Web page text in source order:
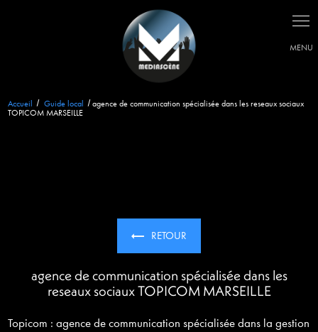
Accueil Guide local
agence de communication spécialisée dans les reseaux sociaux
TOPICOM MARSEILLE
RETOUR
agence de communication spécialisée dans les
reseaux sociaux TOPICOM MARSEILLE
Topicom : agence de communication spécialisée dans la gestion